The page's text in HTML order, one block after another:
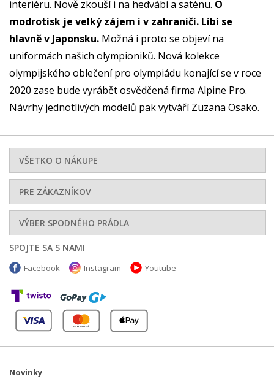
interiéru. Nově zkouší i na hedvábí a saténu. O
modrotisk je velký zájem i v zahraničí. Líbí se
hlavně v Japonsku. Možná i proto se objeví na
uniformách našich olympioniků. Nová kolekce
olympijského oblečení pro olympiádu konající se v roce
2020 zase bude vyrábět osvědčená firma Alpine Pro.
Návrhy jednotlivých modelů pak vytváří Zuzana Osako.
VŠETKO O NÁKUPE
PRE ZÁKAZNÍKOV
VÝBER SPODNÉHO PRÁDLA
SPOJTE SA S NAMI
Facebook Instagram Youtube
Novinky